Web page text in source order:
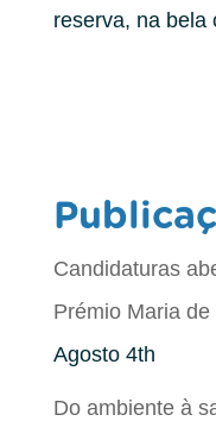
reserva, na bela
Candidaturas
Prémio Maria
Agosto 4th
Do ambiente à